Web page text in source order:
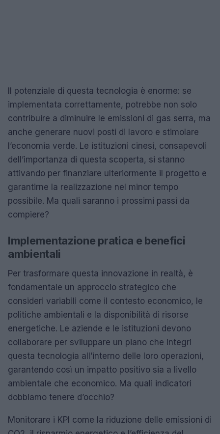
Il potenziale di questa tecnologia è enorme: se
implementata correttamente, potrebbe non solo
contribuire a diminuire le emissioni di gas serra, ma
anche generare nuovi posti di lavoro e stimolare
l’economia verde. Le istituzioni cinesi, consapevoli
dell’importanza di questa scoperta, si stanno
attivando per finanziare ulteriormente il progetto e
garantirne la realizzazione nel minor tempo
possibile. Ma quali saranno i prossimi passi da
compiere?
Implementazione pratica e benefici
ambientali
Per trasformare questa innovazione in realtà, è
fondamentale un approccio strategico che
consideri variabili come il contesto economico, le
politiche ambientali e la disponibilità di risorse
energetiche. Le aziende e le istituzioni devono
collaborare per sviluppare un piano che integri
questa tecnologia all’interno delle loro operazioni,
garantendo così un impatto positivo sia a livello
ambientale che economico. Ma quali indicatori
dobbiamo tenere d’occhio?
Monitorare i KPI come la riduzione delle emissioni di